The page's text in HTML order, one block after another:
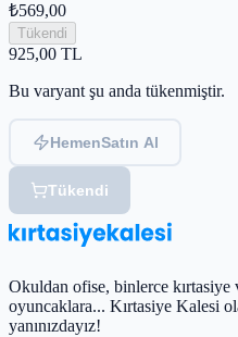
₺569,00
Tükendi
925,00 TL
Bu varyant şu anda tükenmiştir.
HemenSatın Al
Tükendi
Okuldan ofise, binlerce
oyuncaklara... Kırtasiye Kalesi
yanınızdayız!